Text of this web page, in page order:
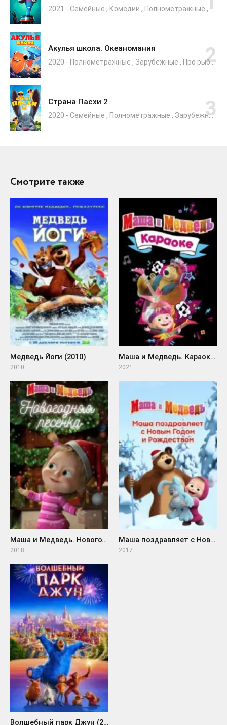
2021 - Семейные , Комедии , Полнометражные , Зарубежные
Акулья школа. Океаномания
2020 - Полнометражные , Зарубежные , Про рыбок
Страна Пасхи 2
2020 - Семейные , Полнометражные , Зарубежные
Смотрите также
Медведь Йоги (2010)
2010
Маша и Медведь. Караоке (2021)
2021
Маша и Медведь. Новогодняя песенка (2018)
2018
Маша поздравляет с Новым Годом и Рождеством (2017)
2017
Волшебный парк Джун (2019)